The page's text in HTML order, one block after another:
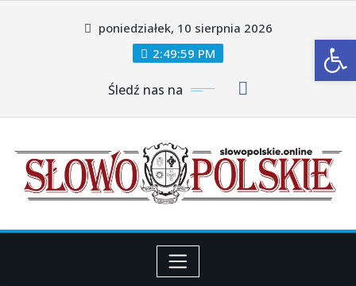
poniedziałek, 10 sierpnia 2026
2:50:01 PM
Śledź nas na